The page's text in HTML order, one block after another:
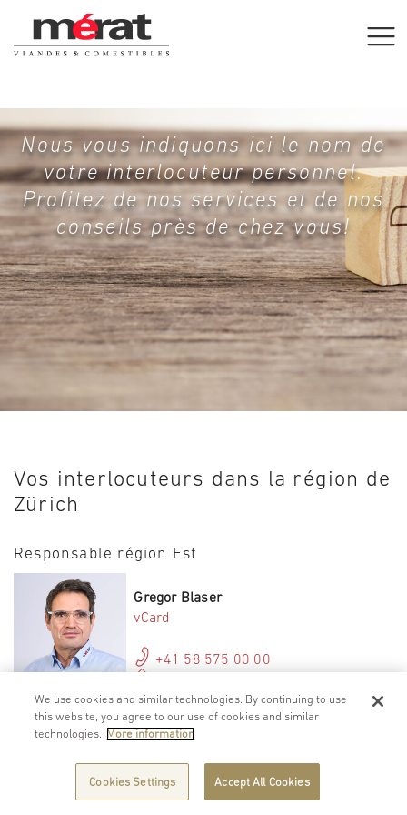
Nous vous indiquons ici le nom de
votre interlocuteur personnel.
Profitez de nos services et de nos
conseils près de chez vous!
Vos interlocuteurs dans la région de
Zürich
Responsable région Est
Gregor Blaser
vCard
+41 58 575 00 00
zuerich@merat.ch
We use cookies and similar technologies. By continuing to use
this website, you agree to our use of cookies and similar
technologies. More information
Cookies Settings Accept All Cookies